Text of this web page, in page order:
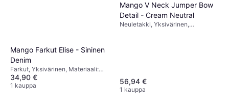
Mango Farkut Elise - Sininen
Denim
Farkut, Yksivärinen, Materiaali:
Denimi
34,90 €
1 kauppa
Mango V Neck Jumper Bow
Detail - Cream Neutral
Neuletakki, Yksivärinen,
56,94 €
1 kauppa